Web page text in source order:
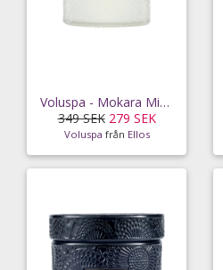
Voluspa - Mokara Mini Glass Jar 50 tim
349 SEK 279 SEK
Voluspa från Ellos